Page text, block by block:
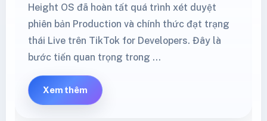
Height OS đã hoàn tất quá trình xét duyệt
phiên bản Production và chính thức đạt trạng
thái Live trên TikTok for Developers. Đây là
bước tiến quan trọng trong …
Xem thêm